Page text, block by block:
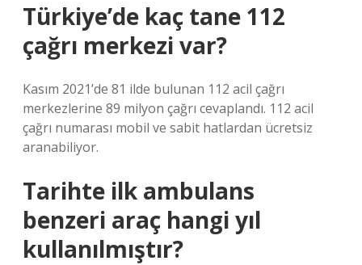
Türkiye’de kaç tane 112
çağrı merkezi var?
Kasım 2021’de 81 ilde bulunan 112 acil çağrı
merkezlerine 89 milyon çağrı cevaplandı. 112 acil
çağrı numarası mobil ve sabit hatlardan ücretsiz
aranabiliyor.
Tarihte ilk ambulans
benzeri araç hangi yıl
kullanılmıştır?